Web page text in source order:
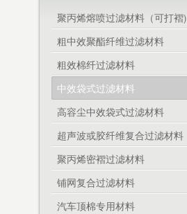
聚丙烯熔喷过滤材料（可打褶)
粗中效聚酯纤维过滤材料
粗效棉纤过滤材料
中效袋式过滤材料
高容尘中效袋式过滤材料
超声波或胶纤维复合过滤材料
聚丙烯密褶过滤材料
铺网复合过滤材料
汽车顶棉专用材料